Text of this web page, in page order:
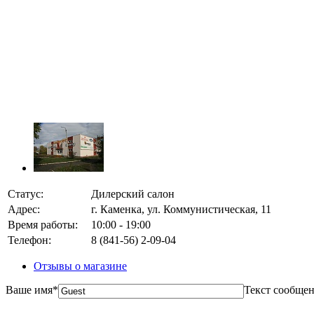
Статус:
Дилерский салон
Адрес:
г. Каменка, ул. Коммунистическая, 11
Время работы:
10:00 - 19:00
Телефон:
8 (841-56) 2-09-04
Отзывы о магазине
Ваше имя* Текст